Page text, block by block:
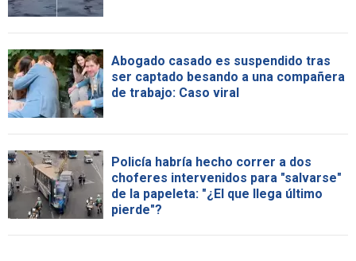
Abogado casado es suspendido tras
ser captado besando a una compañera
de trabajo: Caso viral
Policía habría hecho correr a dos
choferes intervenidos para "salvarse"
de la papeleta: "¿El que llega último
pierde"?